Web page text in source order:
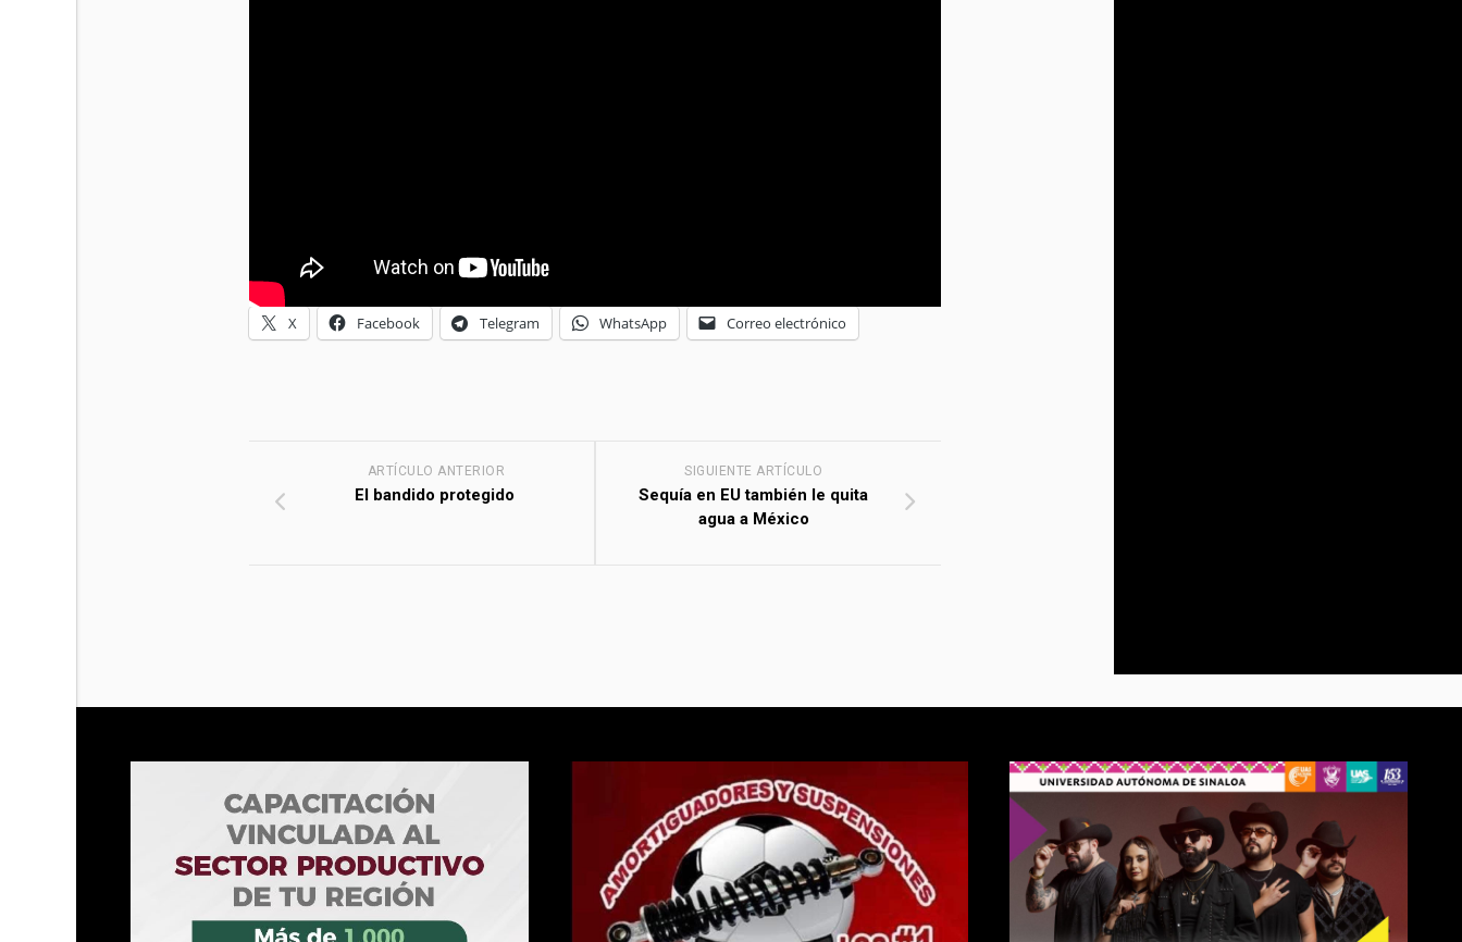
X Facebook Telegram WhatsApp Correo electrónico
SIGUIENTE ARTÍCULO
Sequía en EU también le quita
agua a México
ARTÍCULO ANTERIOR
El bandido protegido